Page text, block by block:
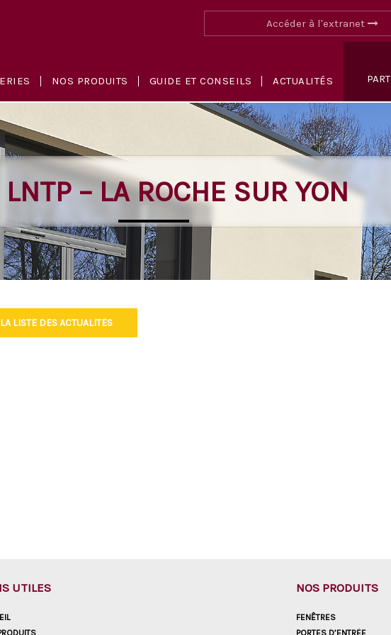
Accéder à l'extranet
NOS PRODUITS GUIDE ET CONSEILS ACTUALITÉS
– LA ROCHE SUR YON
LISTE DES ACTUALITÉS
UTILES NOS PRODUITS
FENÊTRES
PORTES D’ENTRÉE